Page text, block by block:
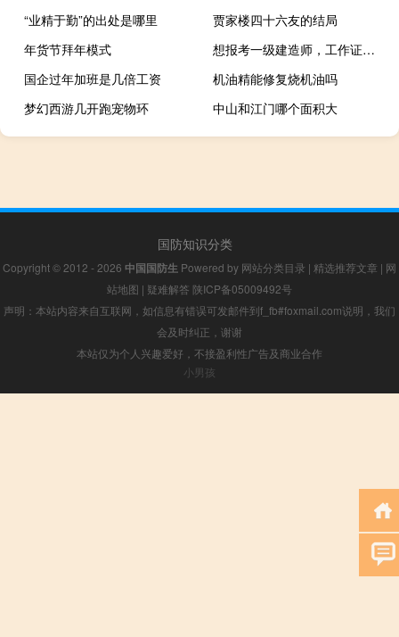
“业精于勤”的出处是哪里
贾家楼四十六友的结局
年货节拜年模式
想报考一级建造师，工作证明怎么开
国企过年加班是几倍工资
机油精能修复烧机油吗
梦幻西游几开跑宠物环
中山和江门哪个面积大
国防知识分类
Copyright © 2012 - 2026 中国国防生 Powered by 网站分类目录 | 精选推荐文章 | 网
站地图 | 疑难解答 陕ICP备05009492号
声明：本站内容来自互联网，如信息有错误可发邮件到f_fb#foxmail.com说明，我们
会及时纠正，谢谢
本站仅为个人兴趣爱好，不接盈利性广告及商业合作
小男孩